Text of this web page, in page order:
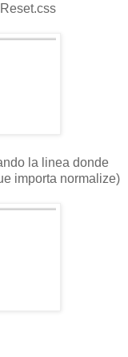
la linea donde
importa normalize)